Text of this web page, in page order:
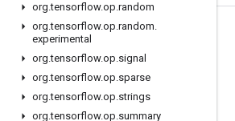
org.tensorflow.op.random
org.tensorflow.op.random.
experimental
org.tensorflow.op.signal
org.tensorflow.op.sparse
org.tensorflow.op.strings
org.tensorflow.op.summary
Permanecer conectado
Blog
GitHub